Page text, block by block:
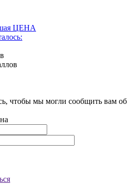
ЦЕНА
чтобы мы могли сообщить вам об